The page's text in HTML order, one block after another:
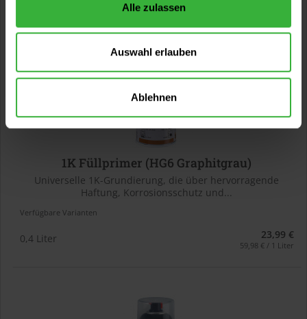
Alle zulassen
Auswahl erlauben
Ablehnen
1K Füllprimer (HG6 Graphitgrau)
Universelle 1K-Grundierung, die über hervorragende
Haftung, Korrosionsschutz und...
Verfügbare Varianten
0,4 Liter 23,99 €
59,98 € / 1 Liter